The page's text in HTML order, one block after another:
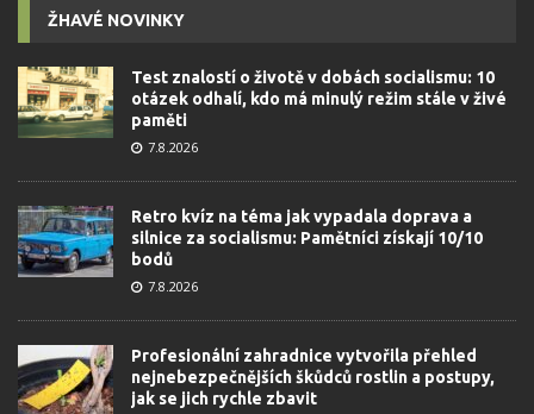
ŽHAVÉ NOVINKY
Test znalostí o životě v dobách socialismu: 10
otázek odhalí, kdo má minulý režim stále v živé
paměti
7.8.2026
Retro kvíz na téma jak vypadala doprava a
silnice za socialismu: Pamětníci získají 10/10
bodů
7.8.2026
Profesionální zahradnice vytvořila přehled
nejnebezpečnějších škůdců rostlin a postupy,
jak se jich rychle zbavit